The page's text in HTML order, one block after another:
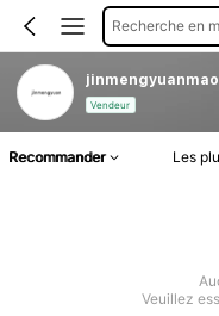
Recherche en
Vendeur
Recommander Les
Veuillez